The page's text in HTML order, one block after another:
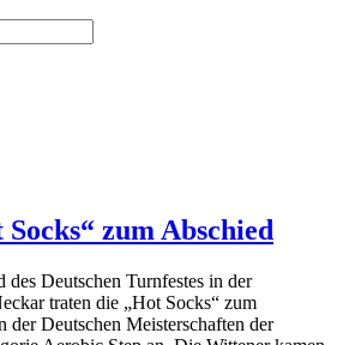
zum Abschied
des Deutschen Turnfestes in der
traten die „Hot Socks“ zum
der Deutschen Meisterschaften der